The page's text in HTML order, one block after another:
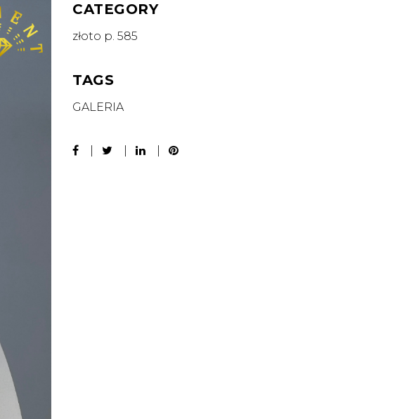
CATEGORY
złoto p. 585
TAGS
GALERIA